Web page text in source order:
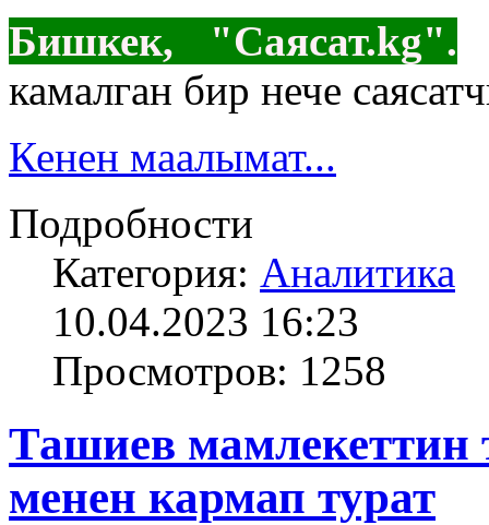
Бишкек, "Саясат.kg".
камалган бир нече
Кенен маалымат...
Подробности
Категория: Аналитика
10.04.2023 16:23
Просмотров: 1258
Ташиев
менен кармап турат